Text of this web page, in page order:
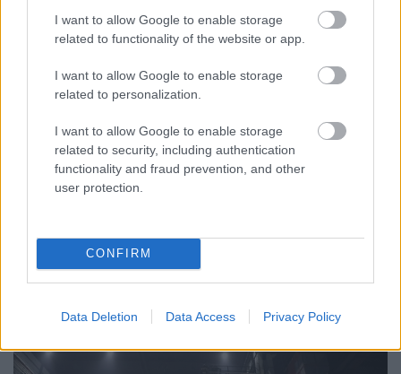
I want to allow Google to enable storage
related to functionality of the website or app.
I want to allow Google to enable storage
related to personalization.
I want to allow Google to enable storage
related to security, including authentication
functionality and fraud prevention, and other
user protection.
CONFIRM
Data Deletion Data Access Privacy Policy
FONTOS ÜZENET A HŐSÉGRIADÓ IDEJÉRE: A GYŐR
APPLIKÁCIÓ LETÖLTÉSÉRE BIZTATJA A
LAKOSSÁGOT KÓSA ROLAND
Az alpolgármester szerint a rendkívüli kánikula a